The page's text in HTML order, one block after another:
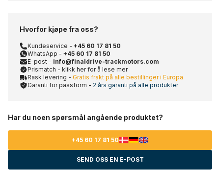
Hvorfor kjøpe fra oss?
Kundeservice - +45 60 17 81 50
WhatsApp - +45 60 17 81 50
E-post - info@finaldrive-trackmotors.com
Prismatch - klikk her for å lese mer
Rask levering - Gratis frakt på alle bestillinger i Europa
Garanti for passform - 2 års garanti på alle produkter
Har du noen spørsmål angående produktet?
+45 60 17 81 50
SEND OSS EN E-POST